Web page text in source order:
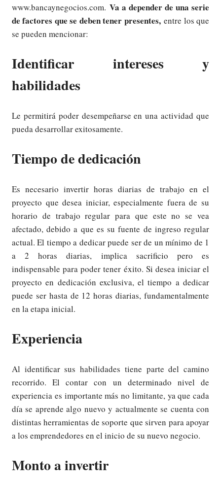
www.bancaynegocios.com. Va a depender de una serie
de factores que se deben tener presentes,entre los que
se pueden mencionar:
Identificar intereses y
habilidades
Le permitirá poder desempeñarse en una actividad que
pueda desarrollar exitosamente.
Tiempo de dedicación
Es necesario invertir horas diarias de trabajo en el
proyecto que desea iniciar, especialmente fuera de su
horario de trabajo regular para que este no se vea
afectado, debido a que es su fuente de ingreso regular
actual. El tiempo a dedicar puede ser de un mínimo de 1
a 2 horas diarias, implica sacrificio pero es
indispensable para poder tener éxito. Si desea iniciar el
proyecto en dedicación exclusiva, el tiempo a dedicar
puede ser hasta de 12 horas diarias, fundamentalmente
en la etapa inicial.
Experiencia
Al identificar sus habilidades tiene parte del camino
recorrido. El contar con un determinado nivel de
experiencia es importante más no limitante, ya que cada
día se aprende algo nuevo y actualmente se cuenta con
distintas herramientas de soporte que sirven para apoyar
a los emprendedores en el inicio de su nuevo negocio.
Monto a invertir